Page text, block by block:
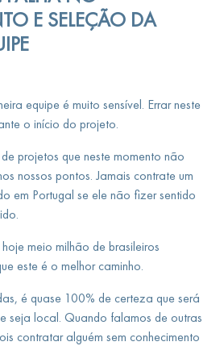
E SELEÇÃO DA
equipe é muito sensível. Errar neste
o início do projeto.
projetos que neste momento não
nossos pontos. Jamais contrate um
em Portugal se ele não fizer sentido
meio milhão de brasileiros
este é o melhor caminho.
é quase 100% de certeza que será
seja local. Quando falamos de outras
contratar alguém sem conhecimento